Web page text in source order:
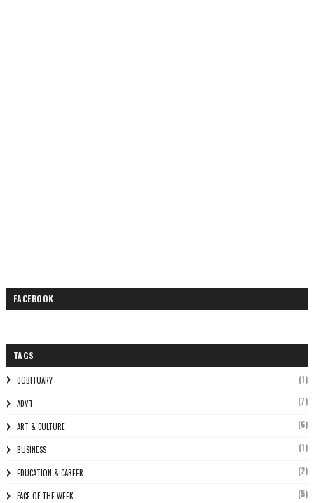
FACEBOOK
TAGS
0OBITUARY (1)
ADVT (7)
ART & CULTURE (6)
BUSINESS (1)
EDUCATION & CAREER (2)
FACE OF THE WEEK (5)